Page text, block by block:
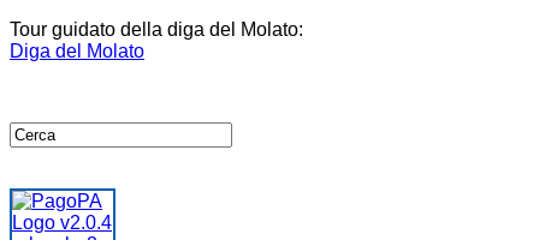
Tour guidato della diga del Molato:
Diga del Molato